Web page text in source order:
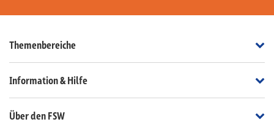
Themenbereiche
Information & Hilfe
Über den FSW